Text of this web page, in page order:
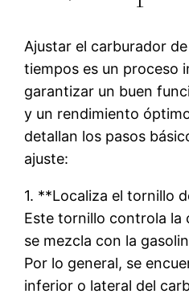
Ajustar el carburador
tiempos es un proceso
garantizar un buen
y un rendimiento
detallan los pasos
ajuste:
1. **Localiza el tornillo
Este tornillo controla la
se mezcla con la
Por lo general, se
inferior o lateral del